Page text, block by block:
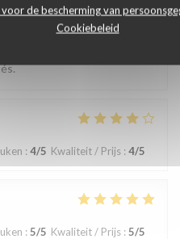
de bescherming van
Cookiebeleid
service rapide, plats de
: 4/5 Kwaliteit / Prijs : 4/5
: 5/5 Kwaliteit / Prijs : 5/5